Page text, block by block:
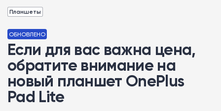
Планшеты
ОБНОВЛЕНО
Если для вас важна цена,
обратите внимание на
новый планшет OnePlus
Pad Lite